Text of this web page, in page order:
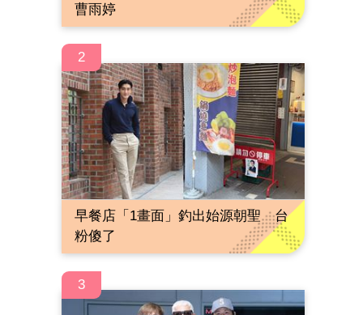
曹雨婷
2
早餐店「1畫面」釣出始源朝聖 台
粉傻了
3